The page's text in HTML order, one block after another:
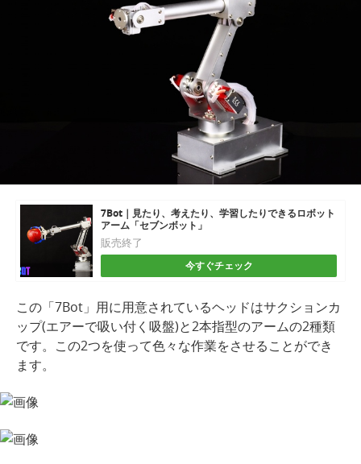
7Bot｜見たり、考えたり、学習したりできるロボット
アーム「セブンボット」
販売終了
今すぐチェック
この「7Bot」用に用意されているヘッドはサクションカ
ップ(エアーで吸い付く吸盤)と2本指型のアームの2種類
です。この2つを使って色々な作業をさせることができ
ます。